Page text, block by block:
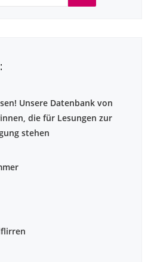
Unsere Datenbank von
die für Lesungen zur
stehen